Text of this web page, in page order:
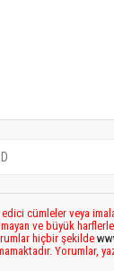
cümleler veya
ve büyük
hiçbir şekilde
Yorumlar,